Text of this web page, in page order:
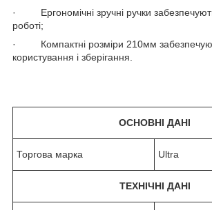
· Ергономічні зручні ручки
роботі;
· Компактні розміри 210мм
користування і зберігання.
ОСНОВНІ ДАНІ
Торгова марка Ultra
ТЕХНІЧНІ ДАНІ